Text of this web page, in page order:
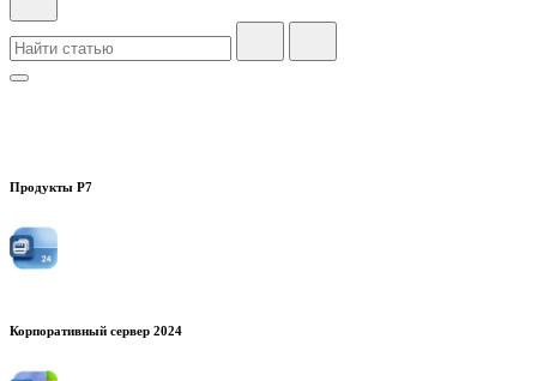
Продукты Р7
Корпоративный сервер 2024